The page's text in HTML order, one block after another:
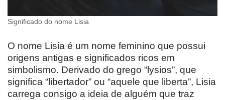
Significado do nome Lisia
O nome Lisia é um nome feminino que possui
origens antigas e significados ricos em
simbolismo. Derivado do grego “lysios”, que
significa “libertador” ou “aquele que liberta”, Lisia
carrega consigo a ideia de alguém que traz